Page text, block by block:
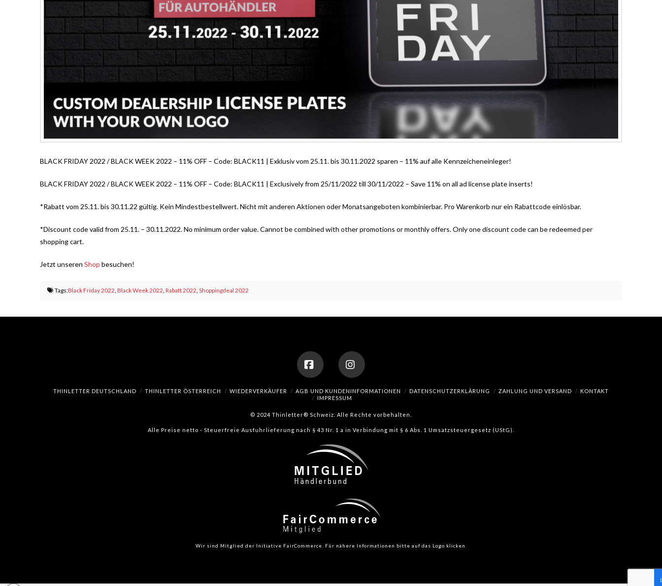
BLACK FRIDAY 2022 / BLACK WEEK 2022 – 11% OFF – Code: BLACK11 | Exklusiv vom 25.11. bis 30.11.2022 sparen – 11% auf alle Kennzeicheneinleger!
BLACK FRIDAY 2022 / BLACK WEEK 2022 – 11% OFF – Code: BLACK11 | Exclusively from 25/11/2022 till 30/11/2022 – Save 11% on all ad license plate inserts!
*Rabatt vom 25.11. bis 30.11.22 gültig. Kein Mindestbestellwert. Nicht mit anderen Aktionen oder Monatsangeboten kombinierbar. Pro Warenkorb nur ein Rabattcode einlösbar.
*Discount code valid from 25.11. – 30.11.2022. No minimum order value. Cannot be combined with other promotions or monthly offers. Only one discount code can be redeemed per
shopping cart.
Jetzt unseren Shop besuchen!
Tags:Black Friday 2022,Black Week 2022,Rabatt 2022,Shoppingdeal 2022
FacebookInstagram
THINLETTER DEUTSCHLAND THINLETTER ÖSTERREICH WIEDERVERKÄUFER AGB UND KUNDENINFORMATIONEN DATENSCHUTZERKLÄRUNG ZAHLUNG UND VERSAND
KONTAKT
IMPRESSUM
© 2024 Thinletter® Schweiz. Alle Rechte vorbehalten.
Alle Preise netto - Steuerfreie Ausfuhrlieferung nach § 43 Nr. 1 a in Verbindung mit § 6 Abs. 1 Umsatzsteuergesetz (UStG).
Wir sind Mitglied der Initiative FairCommerce. Für nähere Informationen bitte auf das Logo klicken.